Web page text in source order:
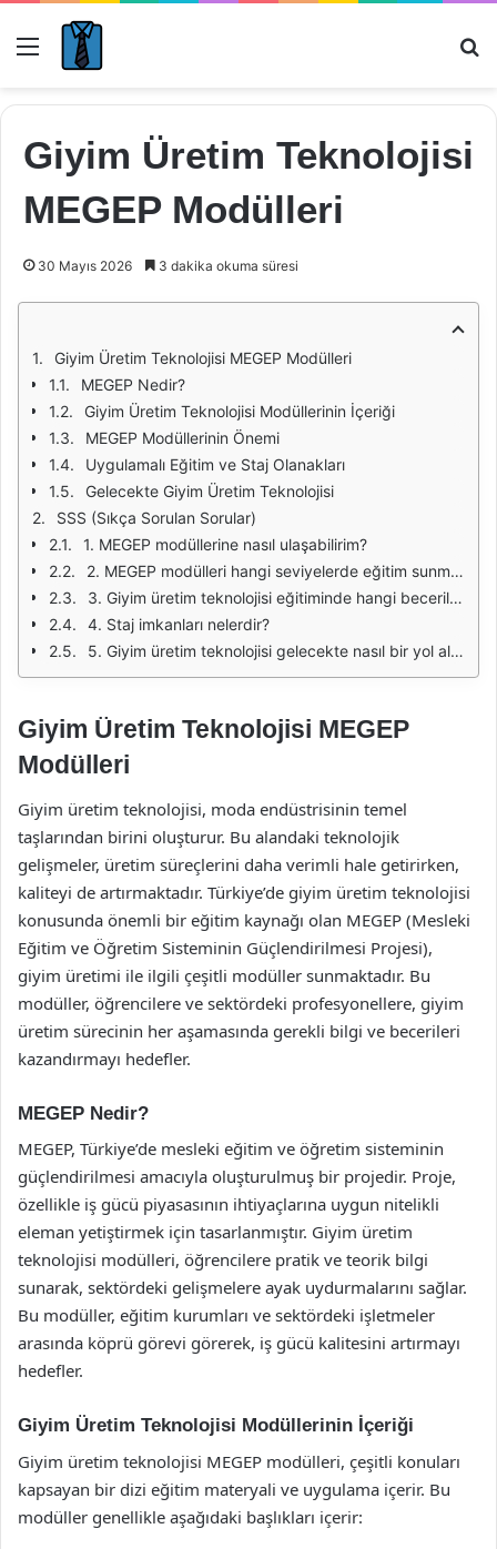
Menü
Giyim Üretim Teknolojisi
MEGEP Modülleri
30 Mayıs 2026 3 dakika okuma süresi
Giyim Üretim Teknolojisi MEGEP Modülleri
MEGEP Nedir?
Giyim Üretim Teknolojisi Modüllerinin İçeriği
MEGEP Modüllerinin Önemi
Uygulamalı Eğitim ve Staj Olanakları
Gelecekte Giyim Üretim Teknolojisi
SSS (Sıkça Sorulan Sorular)
1. MEGEP modüllerine nasıl ulaşabilirim?
2. MEGEP modülleri hangi seviyelerde eğitim sunmaktadır?
3. Giyim üretim teknolojisi eğitiminde hangi beceriler kazanılır?
4. Staj imkanları nelerdir?
5. Giyim üretim teknolojisi gelecekte nasıl bir yol alacak?
Giyim Üretim Teknolojisi MEGEP
Modülleri
Giyim üretim teknolojisi, moda endüstrisinin temel
taşlarından birini oluşturur. Bu alandaki teknolojik
gelişmeler, üretim süreçlerini daha verimli hale getirirken,
kaliteyi de artırmaktadır. Türkiye’de giyim üretim teknolojisi
konusunda önemli bir eğitim kaynağı olan MEGEP (Mesleki
Eğitim ve Öğretim Sisteminin Güçlendirilmesi Projesi),
giyim üretimi ile ilgili çeşitli modüller sunmaktadır. Bu
modüller, öğrencilere ve sektördeki profesyonellere, giyim
üretim sürecinin her aşamasında gerekli bilgi ve becerileri
kazandırmayı hedefler.
MEGEP Nedir?
MEGEP, Türkiye’de mesleki eğitim ve öğretim sisteminin
güçlendirilmesi amacıyla oluşturulmuş bir projedir. Proje,
özellikle iş gücü piyasasının ihtiyaçlarına uygun nitelikli
eleman yetiştirmek için tasarlanmıştır. Giyim üretim
teknolojisi modülleri, öğrencilere pratik ve teorik bilgi
sunarak, sektördeki gelişmelere ayak uydurmalarını sağlar.
Bu modüller, eğitim kurumları ve sektördeki işletmeler
arasında köprü görevi görerek, iş gücü kalitesini artırmayı
hedefler.
Giyim Üretim Teknolojisi Modüllerinin İçeriği
Giyim üretim teknolojisi MEGEP modülleri, çeşitli konuları
kapsayan bir dizi eğitim materyali ve uygulama içerir. Bu
modüller genellikle aşağıdaki başlıkları içerir: